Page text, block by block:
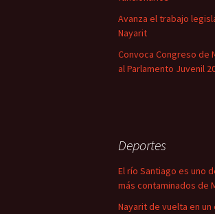
Avanza el trabajo
Nayarit
Convoca Congreso de
al Parlamento Juvenil
Deportes
El río Santiago es uno
más contaminados de
Nayarit de vuelta en un